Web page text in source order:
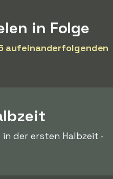
in Folge
aufeinanderfolgenden
der ersten Halbzeit -